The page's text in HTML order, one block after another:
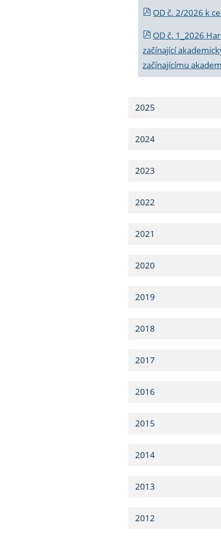
OD č. 2/2026 k
OD č. 1_2026
začínající
začínajícímu
2025
2024
2023
2022
2021
2020
2019
2018
2017
2016
2015
2014
2013
2012